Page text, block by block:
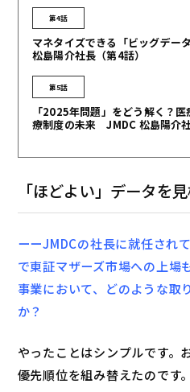
第4話
マネタイズできる「ビッグデ
松島陽介社長（第4話）
第5話
「2025年問題」をどう解く？
療制度の未来 JMDC 松島陽介社
「ほどよい」データを
ーーJMDCの社長に就任され
で東証マザーズ市場への上場
事業において、どのような取
か？
やったことはシンプルです。
優先順位を組み替えたのです。